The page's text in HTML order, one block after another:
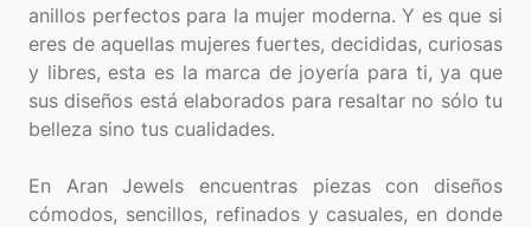
anillos perfectos para la mujer moderna. Y es que si
eres de aquellas mujeres fuertes, decididas, curiosas
y libres, esta es la marca de joyería para ti, ya que
sus diseños está elaborados para resaltar no sólo tu
belleza sino tus cualidades.
En Aran Jewels encuentras piezas con diseños
cómodos, sencillos, refinados y casuales, en donde